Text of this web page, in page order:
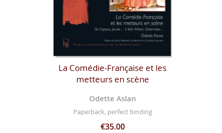
La Comédie-Française et les
metteurs en scène
Odette Aslan
Paperback, perfect binding
€35.00